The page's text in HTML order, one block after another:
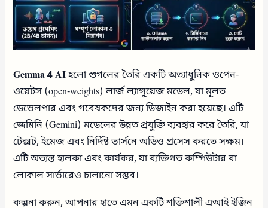
Gemma 4 AIহলো গুগলের তৈরি একটি অত্যাধুনিক ওপেন-
ওয়েটস (open-weights) লার্জ ল্যাঙ্গুয়েজ মডেল, যা মূলত
ডেভেলপার এবং গবেষকদের জন্য ডিজাইন করা হয়েছে। এটি
জেমিনি (Gemini) মডেলের উন্নত প্রযুক্তি ব্যবহার করে তৈরি, যা
টেক্সট, ইমেজ এবং নির্দিষ্ট ভার্সনে অডিও প্রসেস করতে সক্ষম।
এটি অত্যন্ত হালকা এবং কার্যকর, যা ব্যক্তিগত কম্পিউটার বা
লোকাল সার্ভারেও চালানো সম্ভব।
কল্পনা করুন, আপনার হাতে এমন একটি শক্তিশালী এআই ইঞ্জিন